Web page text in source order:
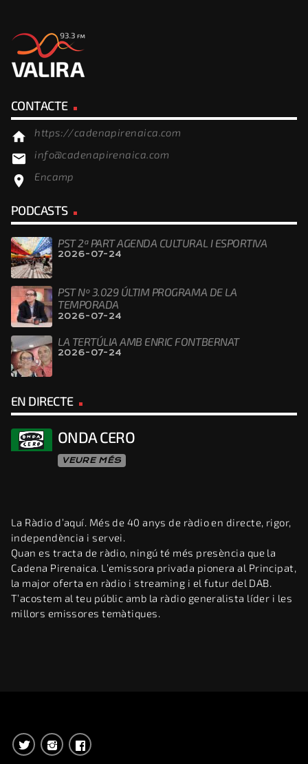
CONTACTE
home https://cadenapirenaica.com
email info@cadenapirenaica.com
location_on Encamp
PODCASTS
PST 2ª PART AGENDA CULTURAL I ESPORTIVA
2026-07-24
PST Nº 3.029 ÚLTIM PROGRAMA DE LA
TEMPORADA
2026-07-24
LA TERTÚLIA AMB ENRIC FONTBERNAT
2026-07-24
EN DIRECTE
ONDA CERO
VEURE MÉS
La Ràdio d’aquí. Més de 40 anys de ràdio en directe, rigor,
independència i servei.
Quan es tracta de ràdio, ningú té més presència que la
Cadena Pirenaica. L’emissora privada pionera al Principat,
la major oferta en ràdio i streaming i el futur del DAB.
T’acostem al teu públic amb la ràdio generalista líder i les
millors emissores temàtiques.